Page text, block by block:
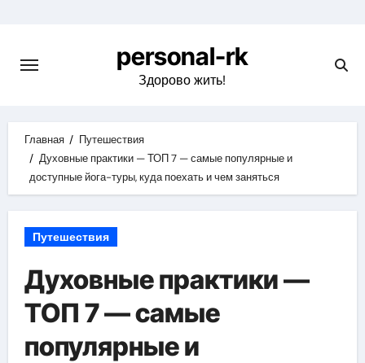
содержимому
personal-rk
Здорово жить!
Главная
Путешествия
Духовные практики — ТОП 7 — самые популярные и
доступные йога-туры, куда поехать и чем заняться
Путешествия
Духовные практики —
ТОП 7 — самые
популярные и